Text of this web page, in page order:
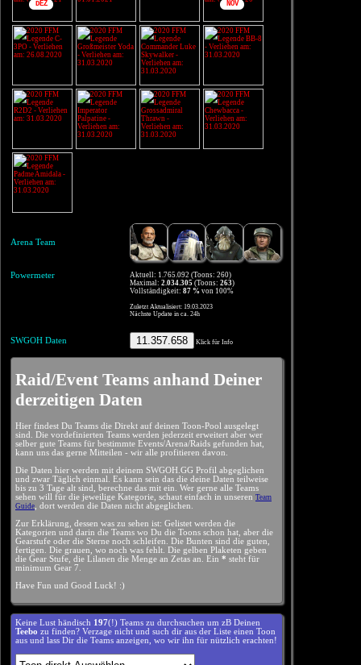
DEZ NOV
Arena Team
Powermeter
Aktuell: 1.765.092 (Toons: 260)
Maximal: 2.034.305 (Toons: 263)
Vollständigkeit: 87 % von 100%
Zuletzt Aktualisiert: 19.03.2023
Nächste Update in ca. 24h
SWGOH Daten 11.357.658 Klick für Info
Raid/Event Teams anhand Deiner
derzeitigen Daten
Hier findest Du Teams die Direkt auf deinen Toon-Pool ausgelegt
sind. Die vordefinierten Teams werden jederzeit erweitert aber wer
selber gute Teams für bestimmte Events/Arena/Raids gefunden hat,
kann uns das gerne Mitteilen - wir alle profitieren davon.
Die Daten hier werden mit deinem SWGOH.GG Profil abgeglichen
und zwar Täglich einmal. Es kann sein das die deine Daten teilweise
bis zu 3 Tage alt sind, berechne das mit ein. Wer gerne alle Teams
sehen will für die jeweilige Kategorie, schaut einfach in unseren Team
Guide , dort werden die Daten nicht abgeglichen.
Zur Erklärung, dessen was zu sehen ist: Gelistet werden die
Kategorien und darin die Teams wo Du die Toons schon hat, aber die
Gearstufe oder die Sterne noch schleifen. Die Bunten sind die guten,
fertigen. Die grauen, wo noch was fehlt. Die gelben Plaketen geben
die Gear Stufe, die Lilanen die Menge an Zetas an. Ein * steht für
minimum Gear 7.
Have Fun und Good Luck! :)
Keine Lust händisch 197(!) Teams zu durchsuchen um zB Deinen
Teebo zu finden? Verzage nicht und such dir aus der Liste einen Toon
aus und lass Dir die Teams anzeigen, wo wir ihn für nützlich erachten!